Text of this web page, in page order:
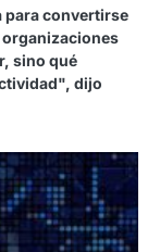
para convertirse
organizaciones
sino qué
dijo